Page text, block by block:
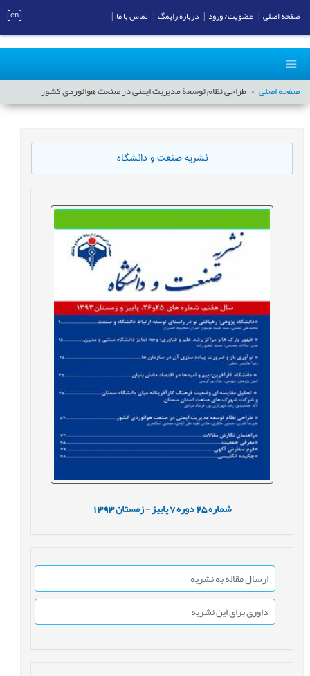
صفحه اصلی طراحی نظام توسعۀ مدیریت ایمنی در صنعت هوانوردی کشور
نشریه صنعت و دانشگاه
شماره25 دوره7 پاییز - زمستان1393
ارسال مقاله به نشریه
داوری برای این نشریه
صفحه اصلی عضویت/ ورود درباره رایمگ تماس با ما